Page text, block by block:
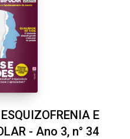
E
- Ano 3, n° 34